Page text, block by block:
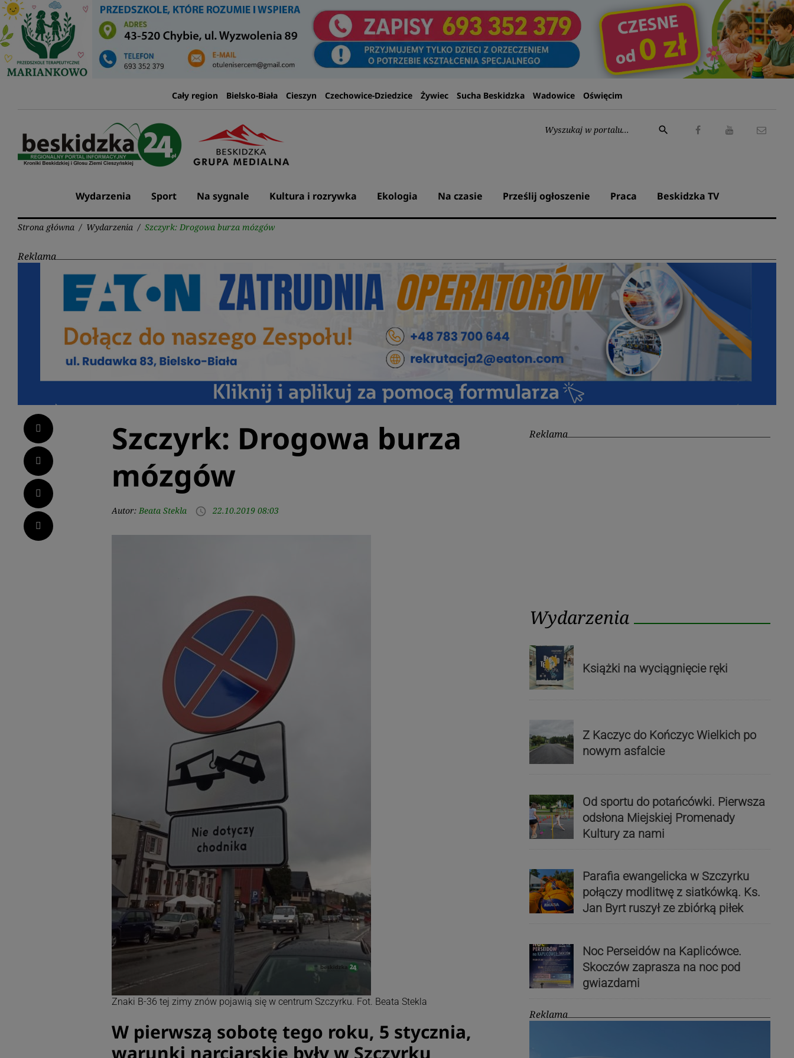
Przejdź
do
treści
Cały region Bielsko-Biała Cieszyn Czechowice-Dziedzice Żywiec Sucha Beskidzka Wadowice Oświęcim
Wyszukaj:
search
Wydarzenia Sport Na sygnale Kultura i rozrywka Ekologia Na czasie Prześlij ogłoszenie Praca Beskidzka TV
Strona główna / Wydarzenia / Szczyrk: Drogowa burza mózgów
Reklama
Facebook
Twitter
LinkedIn
Pinterest
Szczyrk: Drogowa burza
mózgów
Autor: Beata Stekla access_time 22.10.2019 08:03
Znaki B-36 tej zimy znów pojawią się w centrum Szczyrku. Fot. Beata Stekla
W pierwszą sobotę tego roku, 5 stycznia,
warunki narciarskie były w Szczyrku
Reklama
Wydarzenia
Książki na wyciągnięcie ręki
Z Kaczyc do Kończyc Wielkich po
nowym asfalcie
Od sportu do potańcówki. Pierwsza
odsłona Miejskiej Promenady
Kultury za nami
Parafia ewangelicka w Szczyrku
połączy modlitwę z siatkówką. Ks.
Jan Byrt ruszył ze zbiórką piłek
Noc Perseidów na Kaplicówce.
Skoczów zaprasza na noc pod
gwiazdami
Reklama